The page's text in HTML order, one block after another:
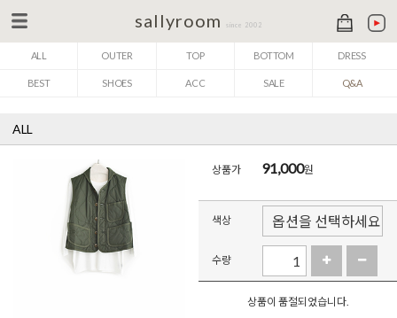
sallyroom since 2002
ALL OUTER TOP BOTTOM DRESS
BEST SHOES ACC SALE Q&A
ALL
상품가 91,000원
색상
수량
상품이 품절되었습니다.